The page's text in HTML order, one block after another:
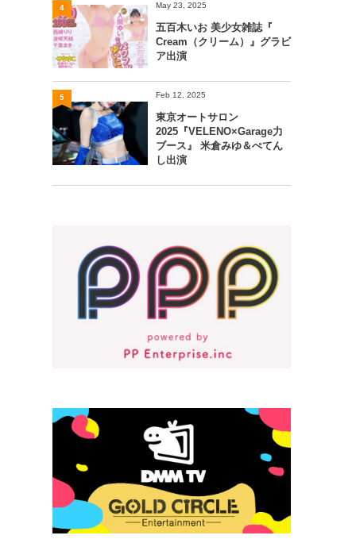
May 23, 2025
五百木いお 美少女雑誌『
Cream（クリーム）』グラビ
ア出演
4
Feb 12, 2025
東京オートサロン
2025『VELENO×Garage力
ブース』 米倉みゆ＆ぺてん
し出演
5